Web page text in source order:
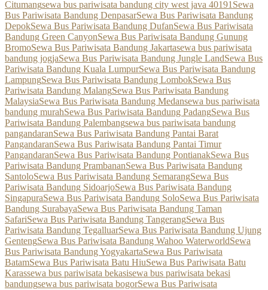
Citumangsewa bus pariwisata bandung city west java 40191Sewa
Bus Pariwisata Bandung DenpasarSewa Bus Pariwisata Bandung
DepokSewa Bus Pariwisata Bandung DufanSewa Bus Pariwisata
Bandung Green CanyonSewa Bus Pariwisata Bandung Gunung
BromoSewa Bus Pariwisata Bandung Jakartasewa bus pariwisata
bandung jogjaSewa Bus Pariwisata Bandung Jungle LandSewa Bus
Pariwisata Bandung Kuala LumpurSewa Bus Pariwisata Bandung
LampungSewa Bus Pariwisata Bandung LombokSewa Bus
Pariwisata Bandung MalangSewa Bus Pariwisata Bandung
MalaysiaSewa Bus Pariwisata Bandung Medansewa bus pariwisata
bandung murahSewa Bus Pariwisata Bandung PadangSewa Bus
Pariwisata Bandung Palembangsewa bus pariwisata bandung
pangandaranSewa Bus Pariwisata Bandung Pantai Barat
PangandaranSewa Bus Pariwisata Bandung Pantai Timur
PangandaranSewa Bus Pariwisata Bandung PontianakSewa Bus
Pariwisata Bandung PrambananSewa Bus Pariwisata Bandung
SantoloSewa Bus Pariwisata Bandung SemarangSewa Bus
Pariwisata Bandung SidoarjoSewa Bus Pariwisata Bandung
SingapuraSewa Bus Pariwisata Bandung SoloSewa Bus Pariwisata
Bandung SurabayaSewa Bus Pariwisata Bandung Taman
SafariSewa Bus Pariwisata Bandung TangerangSewa Bus
Pariwisata Bandung TegalluarSewa Bus Pariwisata Bandung Ujung
GentengSewa Bus Pariwisata Bandung Wahoo WaterworldSewa
Bus Pariwisata Bandung YogyakartaSewa Bus Pariwisata
BatamSewa Bus Pariwisata Batu HiuSewa Bus Pariwisata Batu
Karassewa bus pariwisata bekasisewa bus pariwisata bekasi
bandungsewa bus pariwisata bogorSewa Bus Pariwisata